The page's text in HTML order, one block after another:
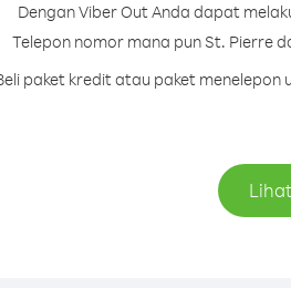
Dengan Viber Out Anda dapat
Telepon nomor mana pun St. Pierre
paket kredit atau paket